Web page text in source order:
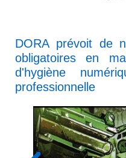
DORA prévoit de
obligatoires en
d'hygiène
professionnelle